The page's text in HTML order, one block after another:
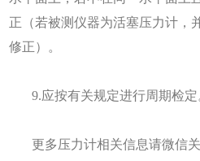
正（若被测仪器为活塞压力计，
修正）。
9.应按有关规定进行周期检定
更多压力计相关信息请微信关